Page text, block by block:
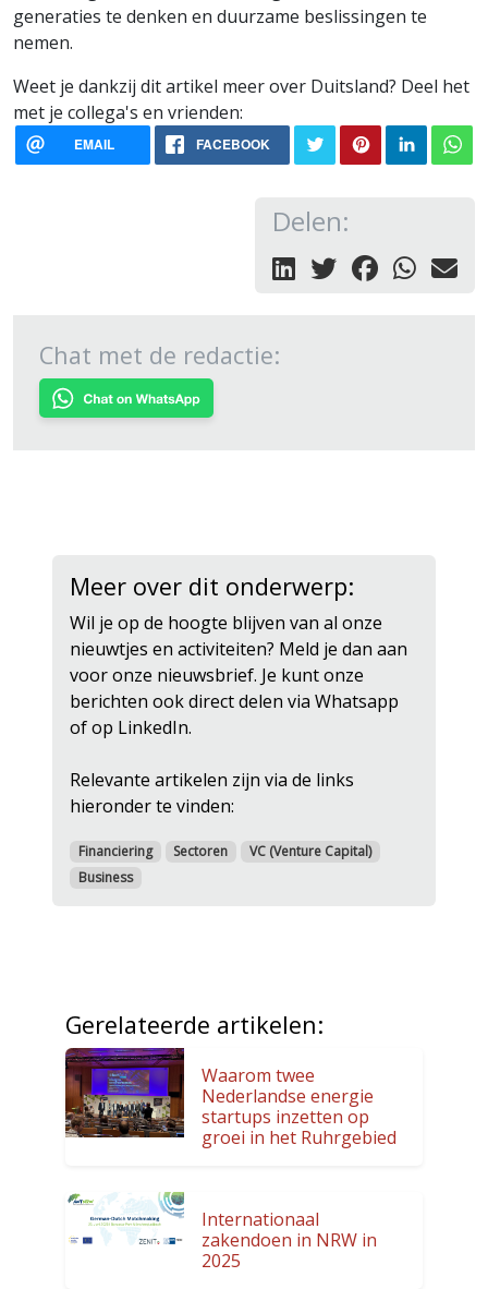
generaties te denken en duurzame beslissingen te
nemen.
Weet je dankzij dit artikel meer over Duitsland? Deel het
met je collega's en vrienden:
EMAIL FACEBOOK
Delen:
Chat met de redactie:
Meer over dit onderwerp:
Wil je op de hoogte blijven van al onze
nieuwtjes en activiteiten? Meld je dan aan
voor onze nieuwsbrief. Je kunt onze
berichten ook direct delen via Whatsapp
of op LinkedIn.
Relevante artikelen zijn via de links
hieronder te vinden:
Financiering Sectoren
VC (Venture Capital)
Business
Gerelateerde artikelen:
Waarom twee
Nederlandse energie
startups inzetten op
groei in het Ruhrgebied
Internationaal
zakendoen in NRW in
2025